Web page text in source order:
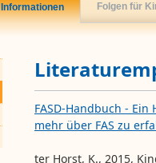
Informationen Folgen für
FASD-Handbuch -
mehr über FAS zu
ter Horst, K., 2015,